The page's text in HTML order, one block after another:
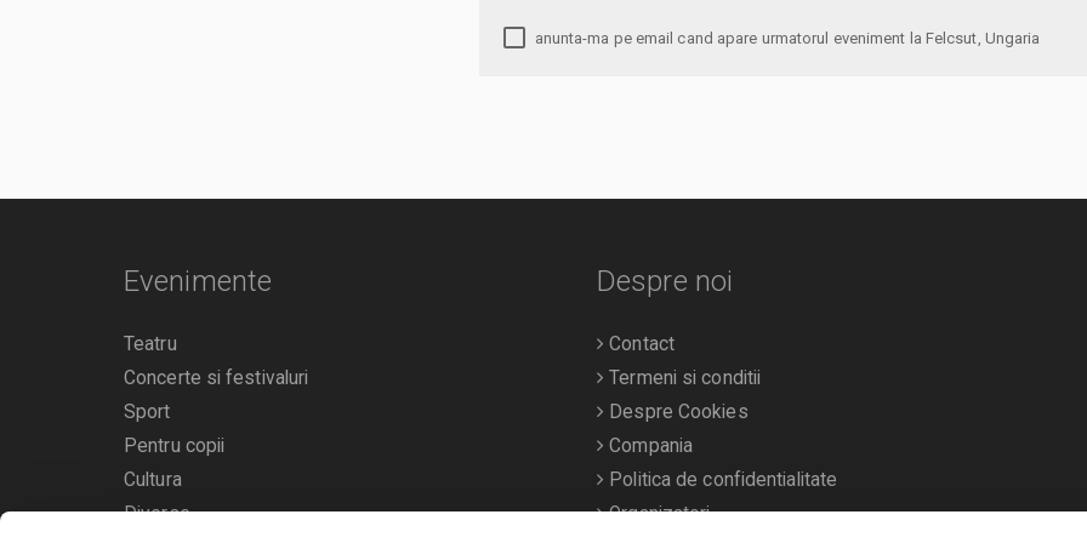
anunta-ma pe email cand apare urmatorul eveniment la Felcsut, Ungaria
Evenimente
Teatru
Concerte si festivaluri
Sport
Pentru copii
Cultura
Diverse
Despre noi
Contact
Termeni si conditii
Despre Cookies
Compania
Politica de confidentialitate
Organizatori